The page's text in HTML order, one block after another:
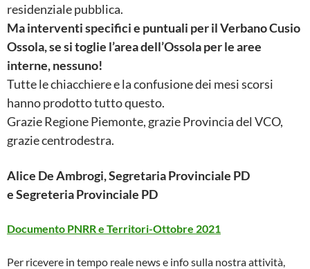
residenziale pubblica.
Ma interventi specifici e puntuali per il Verbano Cusio
Ossola, se si toglie l’area dell’Ossola per le aree
interne, nessuno!
Tutte le chiacchiere e la confusione dei mesi scorsi
hanno prodotto tutto questo.
Grazie Regione Piemonte, grazie Provincia del VCO,
grazie centrodestra.
Alice De Ambrogi, Segretaria Provinciale PD
e Segreteria Provinciale PD
Documento PNRR e Territori-Ottobre 2021
Per ricevere in tempo reale news e info sulla nostra attività,